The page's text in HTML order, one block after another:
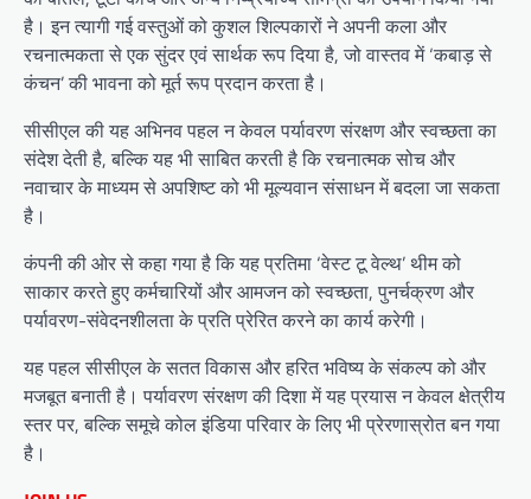
है। इन त्यागी गई वस्तुओं को कुशल शिल्पकारों ने अपनी कला और
रचनात्मकता से एक सुंदर एवं सार्थक रूप दिया है, जो वास्तव में ‘कबाड़ से
कंचन’ की भावना को मूर्त रूप प्रदान करता है।
सीसीएल की यह अभिनव पहल न केवल पर्यावरण संरक्षण और स्वच्छता का
संदेश देती है, बल्कि यह भी साबित करती है कि रचनात्मक सोच और
नवाचार के माध्यम से अपशिष्ट को भी मूल्यवान संसाधन में बदला जा सकता
है।
कंपनी की ओर से कहा गया है कि यह प्रतिमा ‘वेस्ट टू वेल्थ’ थीम को
साकार करते हुए कर्मचारियों और आमजन को स्वच्छता, पुनर्चक्रण और
पर्यावरण-संवेदनशीलता के प्रति प्रेरित करने का कार्य करेगी।
यह पहल सीसीएल के सतत विकास और हरित भविष्य के संकल्प को और
मजबूत बनाती है। पर्यावरण संरक्षण की दिशा में यह प्रयास न केवल क्षेत्रीय
स्तर पर, बल्कि समूचे कोल इंडिया परिवार के लिए भी प्रेरणास्रोत बन गया
है।